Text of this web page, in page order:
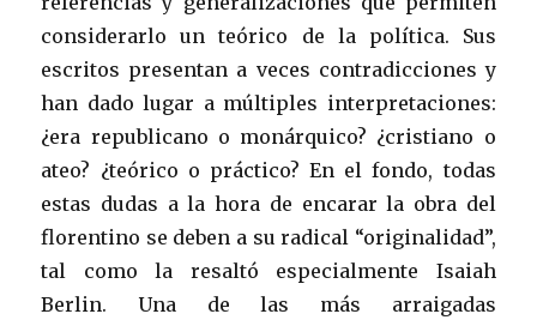
considerarlo un teórico de la política. Sus
escritos presentan a veces contradicciones y
han dado lugar a múltiples interpretaciones:
¿era republicano o monárquico? ¿cristiano o
ateo? ¿teórico o práctico? En el fondo, todas
estas dudas a la hora de encarar la obra del
florentino se deben a su radical “originalidad”,
tal como la resaltó especialmente Isaiah
Berlin. Una de las más arraigadas